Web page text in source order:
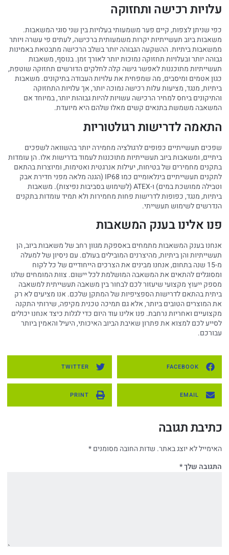
עלויות רכישה ותחזוקה
כפי שניתן לצפות, קיים פער משמעותי בעלויות בין שני סוגי המשאבות.
משאבות ביוב תעשייתיות יקרות משמעותית ברכישה, לעתים פי עשרה ויותר
ממשאבות ביתיות. ההשקעה הגבוהה יותר בשלב הרכישה מתבטאת באמינות
גבוהה יותר ובעלויות תחזוקה נמוכות יותר לאורך זמן. בנוסף, משאבות
תעשייתיות מתוכננות לאפשר גישה קלה לחלקים הדורשים תחזוקה שוטפת,
כגון אטמים ומיסבים, מה שמפחית את עלויות העבודה בתיקונים. משאבות
ביתיות, מנגד, מציעות עלות רכישה נמוכה יותר, אך עלויות התחזוקה
והתיקונים ביחס למחיר הרכישה עשויות להיות גבוהות יותר, במיוחד אם
המשאבה משמשת בתנאים קשים מאלו שלהם היא מיועדת.
התאמה לדרישות רגולטוריות
שפכים תעשייתיים כפופים לרגולציה מחמירה יותר בהשוואה לשפכים
ביתיים, ומשאבות ביוב תעשייתיות מתוכננות לעמוד בדרישות אלו. הן עומדות
בתקנים מחמירים של בטיחות, יעילות אנרגטית ואטימות, ומיוצרות בהתאם
לתקנים תעשייתיים בינלאומיים כמו IP68 (הגנה מלאה מפני חדירת אבק
וטבילה ממושכת במים) ו-ATEX (לשימוש בסביבות נפיצות). משאבות
ביתיות, מנגד, כפופות לדרישות פחות מחמירות ולא תמיד עומדות בתקנים
הנדרשים לשימוש תעשייתי.
פנו אלינו בענק המשאבות
אנחנו בענק המשאבות מתמחים באספקת מגוון רחב של משאבות ביוב, הן
תעשייתיות והן ביתיות, מהיצרנים המובילים בעולם. עם ניסיון של למעלה
מ-15 שנה בתחום, אנחנו מבינים את הצרכים הייחודיים של כל לקוח
ומסוגלים להתאים את המשאבה המושלמת לכל יישום. צוות המומחים שלנו
מספק ייעוץ מקצועי שיעזור לכם לבחור בין משאבה תעשייתית למשאבה
ביתית בהתאם לדרישות הספציפיות של המתקן שלכם. אנו מציעים לא רק
את המוצרים הטובים ביותר, אלא גם תמיכה טכנית מקיפה, שירותי התקנה
מקצועיים ואחריות נרחבת. פנו אלינו עוד היום כדי לגלות כיצד אנחנו יכולים
לסייע לכם למצוא את פתרון שאיבת הביוב האיכותי, היעיל והאמין ביותר
עבורכם.
FACEBOOK
TWITTER
EMAIL
PRINT
כתיבת תגובה
האימייל לא יוצג באתר. שדות החובה מסומנים*
התגובה שלך*